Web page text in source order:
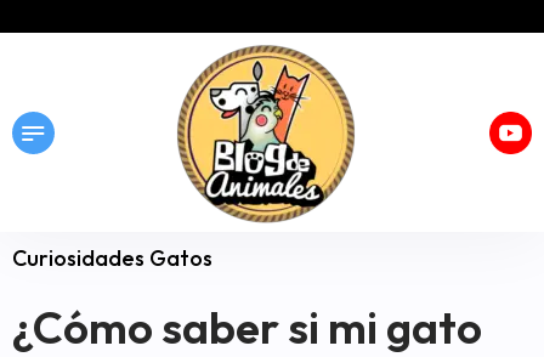
Curiosidades Gatos
¿Cómo saber si mi gato